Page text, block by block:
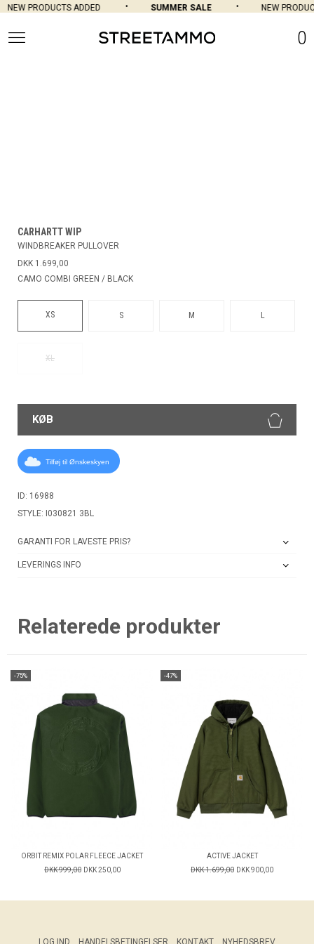
NEW PRODUCTS ADDED SUMMER SALE NEW
0
CARHARTT WIP
WINDBREAKER PULLOVER
DKK 1.699,00
CAMO COMBI GREEN / BLACK
XS S M L
XL
KØB
Tilføj til Ønskeskyen
ID: 16988
STYLE: I030821 3BL
GARANTI FOR LAVESTE PRIS?
LEVERINGS INFO
Relaterede produkter
-75%
ORBIT REMIX POLAR FLEECE JACKET
DKK 999,00 DKK 250,00
-47%
ACTIVE JACKET
DKK 1.699,00 DKK 900,00